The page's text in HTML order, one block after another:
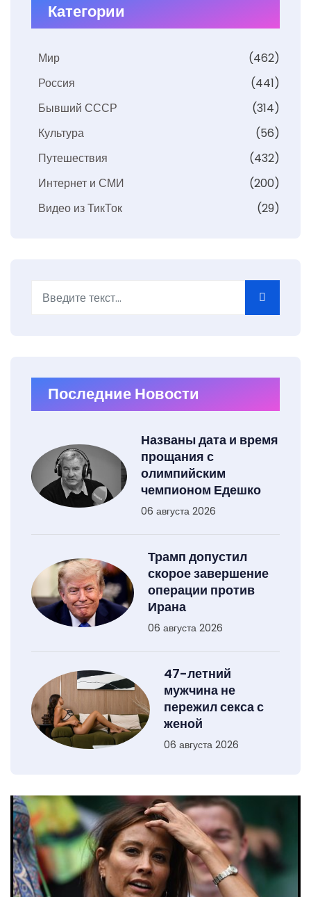
Категории
Мир
(462)
Россия
(441)
Бывший СССР
(314)
Культура
(56)
Путешествия
(432)
Интернет и СМИ
(200)
Видео из ТикТок
(29)
Последние Новости
Названы дата и время
прощания с
олимпийским
чемпионом Едешко
06 августа 2026
Трамп допустил
скорое завершение
операции против
Ирана
06 августа 2026
47-летний
мужчина не
пережил секса с
женой
06 августа 2026